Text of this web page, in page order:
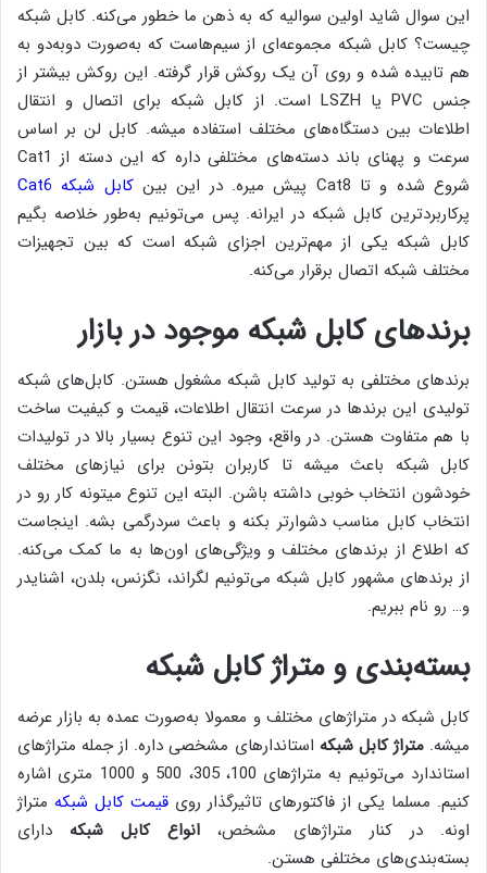
این سوال شاید اولین سوالیه که به ذهن ما خطور می‌کنه. کابل شبکه
چیست؟ کابل شبکه مجموعه‌ای از سیم‌هاست که به‌صورت دوبه‌دو به
هم تابیده شده و روی آن یک روکش قرار گرفته. این روکش بیشتر از
جنس PVC یا LSZH است. از کابل شبکه برای اتصال و انتقال
اطلاعات بین دستگاه‌های مختلف استفاده میشه. کابل لن بر اساس
سرعت و پهنای باند دسته‌های مختلفی داره که این دسته از Cat1
شروع شده و تا Cat8 پیش میره. در این بین
کابل شبکه Cat6
پرکاربردترین کابل شبکه در ایرانه. پس می‌تونیم به‌طور خلاصه بگیم
کابل شبکه یکی از مهم‌ترین اجزای شبکه است که بین تجهیزات
مختلف شبکه اتصال برقرار می‌کنه.
برندهای کابل شبکه موجود در بازار
برندهای مختلفی به تولید کابل شبکه مشغول هستن. کابل‌های شبکه
تولیدی این برند‌ها در سرعت انتقال اطلاعات، قیمت و کیفیت ساخت
با هم متفاوت هستن. در واقع، وجود این تنوع بسیار بالا در تولیدات
کابل شبکه باعث میشه تا کاربران بتونن برای نیازهای مختلف
خودشون انتخاب خوبی داشته باشن. البته این تنوع میتونه کار رو در
انتخاب کابل مناسب دشوارتر بکنه و باعث سردرگمی بشه. اینجاست
که اطلاع از برندهای مختلف و ویژگی‌های اون‌ها به ما کمک می‌کنه.
از برندهای مشهور کابل شبکه می‌تونیم لگراند، نگزنس، بلدن، اشنایدر
و… رو نام ببریم.
بسته‌بندی و متراژ کابل شبکه
کابل‌ شبکه در متراژهای مختلف و معمولا به‌صورت عمده به بازار عرضه
میشه.متراژ کابل شبکه استاندارهای مشخصی داره. از جمله متراژهای
استاندارد می‌تونیم به متراژهای 100، 305، 500 و 1000 متری اشاره
کنیم. مسلما یکی از فاکتورهای تاثیرگذار روی قیمت کابل شبکه متراژ
اونه. در کنار متراژهای مشخص، انواع کابل شبکه دارای
بسته‌بندی‌های مختلفی هستن.